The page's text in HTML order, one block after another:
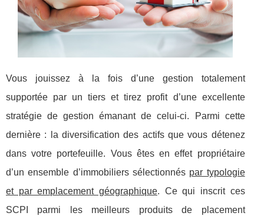
Vous jouissez à la fois d’une gestion totalement
supportée par un tiers et tirez profit d’une excellente
stratégie de gestion émanant de celui-ci. Parmi cette
dernière : la diversification des actifs que vous détenez
dans votre portefeuille. Vous êtes en effet propriétaire
d’un ensemble d’immobiliers sélectionnés par typologie
et par emplacement géographique. Ce qui inscrit ces
SCPI parmi les meilleurs produits de placement